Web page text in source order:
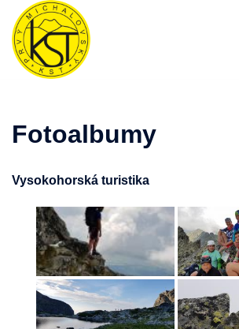
Preskočiť
obsah
Fotoalbumy
Vysokohorská turistika